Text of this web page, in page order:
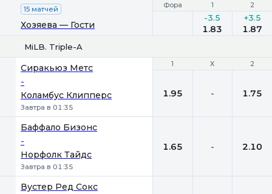
Фора 1 2
15 матчей
Хозяева — Гости
Фора 1 2
-3.5
1.83
+3.5
1.87
MiLB. Triple-A
1 Х 2
Сиракьюз Метс
-
Коламбус Клипперс
Завтра в 01:35
1 Х 2
1.95 - 1.75
Баффало Бизонс
-
Норфолк Тайдс
Завтра в 01:35
1.65 - 2.10
Вустер Ред Сокс